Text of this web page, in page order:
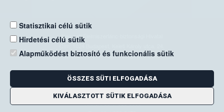
Statisztikai célú sütik
Hirdetési célú sütik
Alapműködést biztosító és funkcionális sütik
ÖSSZES SÜTI ELFOGADÁSA
KIVÁLASZTOTT SÜTIK ELFOGADÁSA
Nemzeti Élelmiszerlánc-biztonsági Hivatal
Levelezési cím: 1525 Budapest. Pf. 30.
E-mail:ugyfelszolgalat@nebih.gov.hu
Zöld szám: 06-80/263-244
Telefon: 06-1/ 336-9000